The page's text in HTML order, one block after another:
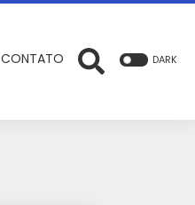
CONTATO DARK